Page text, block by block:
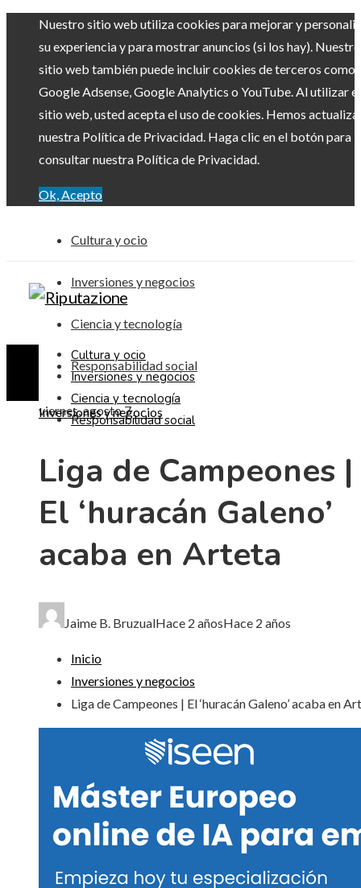
Nuestro sitio web utiliza cookies para mejorar y
su experiencia y para mostrar anuncios (si los hay). Nuestro
sitio web también puede incluir cookies de terceros como
Google Adsense, Google Analytics o YouTube. Al utilizar el
sitio web, usted acepta el uso de cookies. Hemos
nuestra Política de Privacidad. Haga clic en el botón para
consultar nuestra Política de Privacidad.
Ok, Acepto
Cultura y ocio
Inversiones y negocios
Ciencia y tecnología
Responsabilidad social
viernes, agosto 7
Cultura y ocio
Inversiones y negocios
Ciencia y tecnología
Responsabilidad social
Inversiones y negocios
Liga de Campeones |
El ‘huracán Galeno’
acaba en Arteta
Jaime B. BruzualHace 2 añosHace 2 años
Inicio
Inversiones y negocios
Liga de Campeones | El ‘huracán Galeno’ acaba en